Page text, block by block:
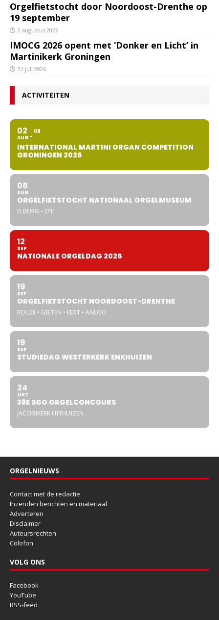
Orgelfietstocht door Noordoost-Drenthe op
19 september
2 augustus 2026
IMOCG 2026 opent met ‘Donker en Licht’ in
Martinikerk Groningen
31 juli 2026
ACTIVITEITEN
02
AUG
08
INTERNATIONAL MARTINI ORGAN COMPETITION
GRONINGEN 2026
08
AUG
ORGELFIETSTOCHT NATIONAAL ORGELMUSEUM
ELBURG • EPE
12
SEP
NATIONALE ORGELDAG 2026
19
SEP
ORGELFIETSTOCHT NOORDOOST-DRENTHE
ROLDE • GIETEN • EEXT • ANLOO
19
SEP
STUDIEDAG WESTERKERK ENKHUIZEN
24
OKT
38E SGO ORGELCONCOURS
JACOBIKERK UITHUIZEN
ORGELNIEUWS
Contact met de redactie
Inzenden berichten en materiaal
Adverteren
Disclaimer
Auteursrechten
Colofon
VOLG ONS
Facebook
YouTube
RSS-feed